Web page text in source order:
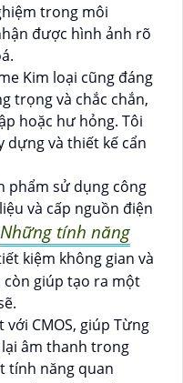
trong môi
được hình ảnh rõ
Kim loại cũng đáng
trọng và chắc chắn,
hoặc hư hỏng. Tôi
dựng và thiết kế cẩn
phẩm sử dụng công
và cấp nguồn điện
Những tính năng
kiệm không gian và
còn giúp tạo ra một
CMOS, giúp Từng
âm thanh trong
tính năng quan